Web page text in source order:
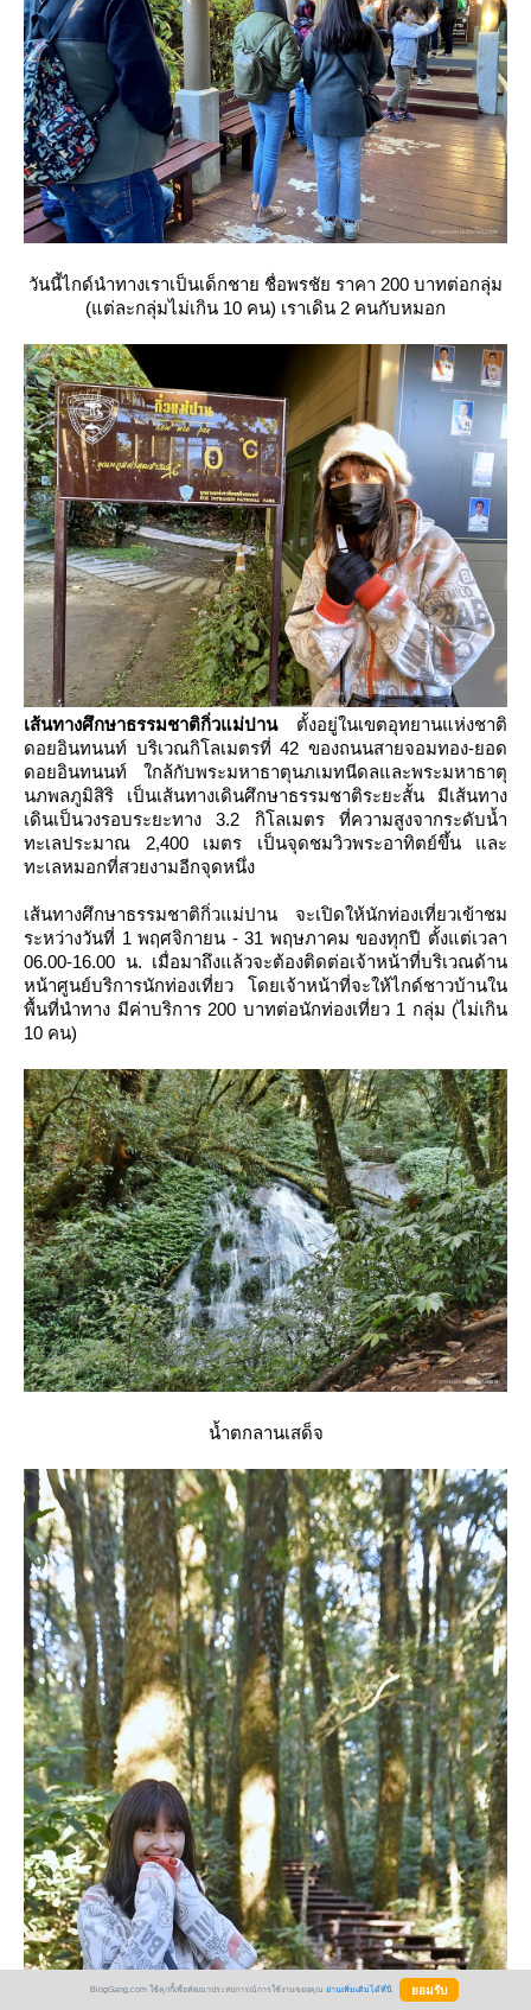
วันนี้ไกด์นำทางเราเป็นเด็กชาย ชื่อพรชัย ราคา 200 บาทต่อกลุ่ม
(แต่ละกลุ่มไม่เกิน 10 คน) เราเดิน 2 คนกับหมอก
เส้นทางศึกษาธรรมชาติกิ่วแม่ปานตั้งอยู่ในเขตอุทยานแห่งชาติ
ดอยอินทนนท์ บริเวณกิโลเมตรที่ 42 ของถนนสายจอมทอง-ยอด
ดอยอินทนนท์ ใกล้กับพระมหาธาตุนภเมทนีดลและพระมหาธาตุ
นภพลภูมิสิริ เป็นเส้นทางเดินศึกษาธรรมชาติระยะสั้น มีเส้นทาง
เดินเป็นวงรอบระยะทาง 3.2 กิโลเมตร ที่ความสูงจากระดับน้ำ
ทะเลประมาณ 2,400 เมตร เป็นจุดชมวิวพระอาทิตย์ขึ้น และ
ทะเลหมอกที่สวยงามอีกจุดหนึ่ง
เส้นทางศึกษาธรรมชาติกิ่วแม่ปาน จะเปิดให้นักท่องเที่ยวเข้าชม
ระหว่างวันที่ 1 พฤศจิกายน - 31 พฤษภาคม ของทุกปี ตั้งแต่เวลา
06.00-16.00 น. เมื่อมาถึงแล้วจะต้องติดต่อเจ้าหน้าที่บริเวณด้าน
หน้าศูนย์บริการนักท่องเที่ยว โดยเจ้าหน้าที่จะให้ไกด์ชาวบ้านใน
พื้นที่นำทาง มีค่าบริการ 200 บาทต่อนักท่องเที่ยว 1 กลุ่ม (ไม่เกิน
10 คน)
น้ำตกลานเสด็จ
BlogGang.com ใช้คุกกี้เพื่อพัฒนาประสบการณ์การใช้งานของคุณ อ่านเพิ่มเติมได้ที่นี่